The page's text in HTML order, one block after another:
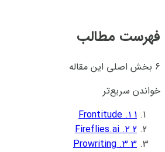
فهرست مطالب
6 بخش اصلی این مقاله
خواندن سریع‌تر
1 ۱. Frontitude
2 ۲. Fireflies.ai
3 ۳. Prowriting